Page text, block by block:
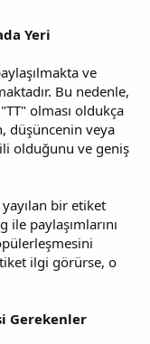
Yeri
ve
Bu nedenle,
olması oldukça
düşüncenin veya
olduğunu ve geniş
yayılan bir etiket
paylaşımlarını
ilgi görürse, o
Gerekenler